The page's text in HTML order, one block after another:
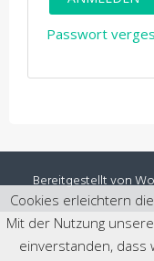
Passwort
Bereitgestellt von
Cookies erleichtern
Mit der Nutzung
einverstanden, dass